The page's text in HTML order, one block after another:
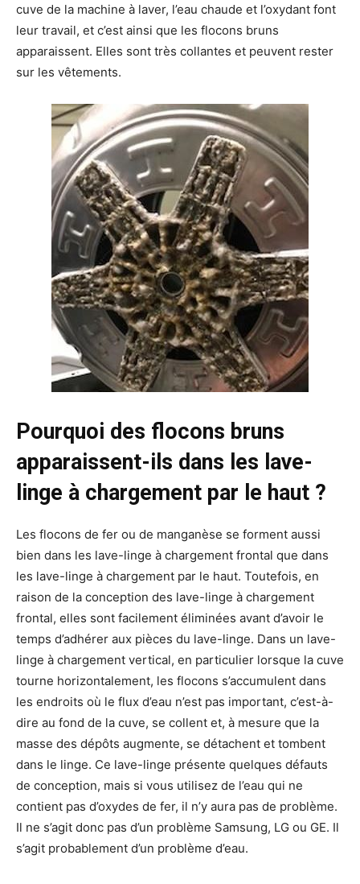
cuve de la machine à laver, l’eau chaude et l’oxydant font
leur travail, et c’est ainsi que les flocons bruns
apparaissent. Elles sont très collantes et peuvent rester
sur les vêtements.
Pourquoi des flocons bruns
apparaissent-ils dans les lave-
linge à chargement par le haut ?
Les flocons de fer ou de manganèse se forment aussi
bien dans les lave-linge à chargement frontal que dans
les lave-linge à chargement par le haut. Toutefois, en
raison de la conception des lave-linge à chargement
frontal, elles sont facilement éliminées avant d’avoir le
temps d’adhérer aux pièces du lave-linge. Dans un lave-
linge à chargement vertical, en particulier lorsque la cuve
tourne horizontalement, les flocons s’accumulent dans
les endroits où le flux d’eau n’est pas important, c’est-à-
dire au fond de la cuve, se collent et, à mesure que la
masse des dépôts augmente, se détachent et tombent
dans le linge. Ce lave-linge présente quelques défauts
de conception, mais si vous utilisez de l’eau qui ne
contient pas d’oxydes de fer, il n’y aura pas de problème.
Il ne s’agit donc pas d’un problème Samsung, LG ou GE. Il
s’agit probablement d’un problème d’eau.